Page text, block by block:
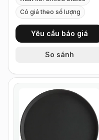
Có giá theo số lượng
Yêu cầu báo giá
So sánh